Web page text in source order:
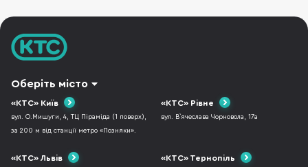
Оберіть місто
«КТС» Київ
вул. О.Мишуги, 4, ТЦ Піраміда (1 поверх),
за 200 м від станції метро «Позняки».
«КТС» Рівне
вул. В`ячеслава Чорновола, 17а
«КТС» Львів «КТС» Тернопіль